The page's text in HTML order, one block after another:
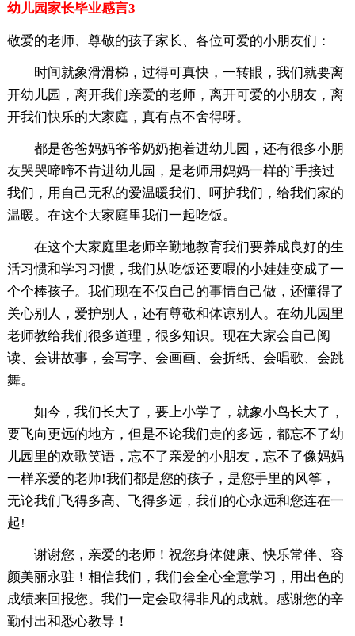
幼儿园家长毕业感言3
敬爱的老师、尊敬的孩子家长、各位可爱的小朋友们：
时间就象滑滑梯，过得可真快，一转眼，我们就要离
开幼儿园，离开我们亲爱的老师，离开可爱的小朋友，离
开我们快乐的大家庭，真有点不舍得呀。
都是爸爸妈妈爷爷奶奶抱着进幼儿园，还有很多小朋
友哭哭啼啼不肯进幼儿园，是老师用妈妈一样的`手接过
我们，用自己无私的爱温暖我们、呵护我们，给我们家的
温暖。在这个大家庭里我们一起吃饭。
在这个大家庭里老师辛勤地教育我们要养成良好的生
活习惯和学习习惯，我们从吃饭还要喂的小娃娃变成了一
个个棒孩子。我们现在不仅自己的事情自己做，还懂得了
关心别人，爱护别人，还有尊敬和体谅别人。在幼儿园里
老师教给我们很多道理，很多知识。现在大家会自己阅
读、会讲故事，会写字、会画画、会折纸、会唱歌、会跳
舞。
如今，我们长大了，要上小学了，就象小鸟长大了，
要飞向更远的地方，但是不论我们走的多远，都忘不了幼
儿园里的欢歌笑语，忘不了亲爱的小朋友，忘不了像妈妈
一样亲爱的老师!我们都是您的孩子，是您手里的风筝，
无论我们飞得多高、飞得多远，我们的心永远和您连在一
起!
谢谢您，亲爱的老师！祝您身体健康、快乐常伴、容
颜美丽永驻！相信我们，我们会全心全意学习，用出色的
成绩来回报您。我们一定会取得非凡的成就。感谢您的辛
勤付出和悉心教导！